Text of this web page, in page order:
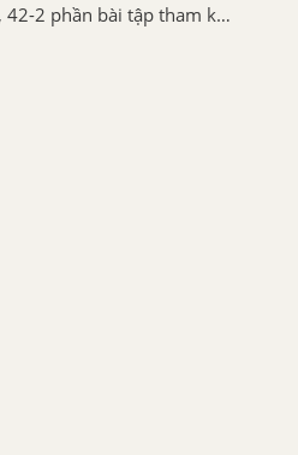
Câu 42-1, 42-2 phần bài tập tham khảo – Trang 160 Vở bài tập hoá 8